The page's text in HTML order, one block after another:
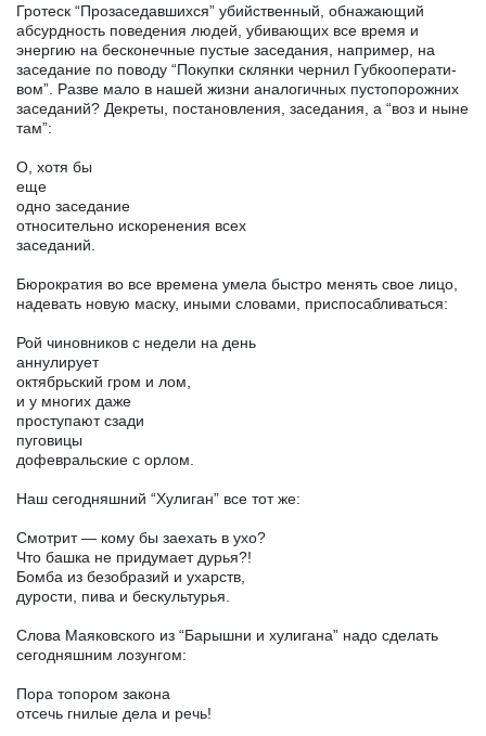
Гротеск “Прозаседавшихся” убийственный, обнажающий
абсурдность поведения людей, убивающих все время и
энергию на бесконечные пустые заседания, например, на
заседание по поводу “Покупки склянки чернил Губкооперати-
вом”. Разве мало в нашей жизни аналогичных пустопорожних
заседаний? Декреты, постановления, заседания, а “воз и ныне
там”:
О, хотя бы
еще
одно заседание
относительно искоренения всех
заседаний.
Бюрократия во все времена умела быстро менять свое лицо,
надевать новую маску, иными словами, приспосабливаться:
Рой чиновников с недели на день
аннулирует
октябрьский гром и лом,
и у многих даже
проступают сзади
пуговицы
дофевральские с орлом.
Наш сегодняшний “Хулиган” все тот же:
Смотрит — кому бы заехать в ухо?
Что башка не придумает дурья?!
Бомба из безобразий и ухарств,
дурости, пива и бескультурья.
Слова Маяковского из “Барышни и хулигана” надо сделать
сегодняшним лозунгом:
Пора топором закона
отсечь гнилые дела и речь!